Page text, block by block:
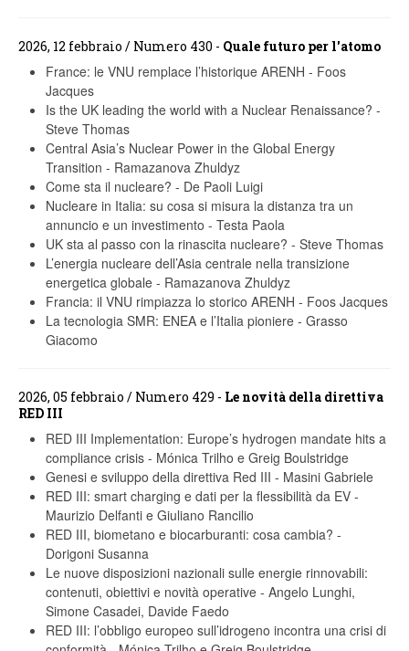
2026, 12 febbraio / Numero 430 - Quale futuro per l'atomo
France: le VNU remplace l’historique ARENH - Foos
Jacques
Is the UK leading the world with a Nuclear Renaissance? -
Steve Thomas
Central Asia’s Nuclear Power in the Global Energy
Transition - Ramazanova Zhuldyz
Come sta il nucleare? - De Paoli Luigi
Nucleare in Italia: su cosa si misura la distanza tra un
annuncio e un investimento - Testa Paola
UK sta al passo con la rinascita nucleare? - Steve Thomas
L’energia nucleare dell’Asia centrale nella transizione
energetica globale - Ramazanova Zhuldyz
Francia: il VNU rimpiazza lo storico ARENH - Foos Jacques
La tecnologia SMR: ENEA e l’Italia pioniere - Grasso
Giacomo
2026, 05 febbraio / Numero 429 - Le novità della direttiva
RED III
RED III Implementation: Europe’s hydrogen mandate hits a
compliance crisis - Mónica Trilho e Greig Boulstridge
Genesi e sviluppo della direttiva Red III - Masini Gabriele
RED III: smart charging e dati per la flessibilità da EV -
Maurizio Delfanti e Giuliano Rancilio
RED III, biometano e biocarburanti: cosa cambia? -
Dorigoni Susanna
Le nuove disposizioni nazionali sulle energie rinnovabili:
contenuti, obiettivi e novità operative - Angelo Lunghi,
Simone Casadei, Davide Faedo
RED III: l’obbligo europeo sull’idrogeno incontra una crisi di